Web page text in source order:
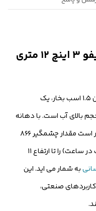
معرفی محصول کفکش تایفو ۳ اینچ ۱۲ متری
تایفو ۳ اینچ ۱۲ متری با توان ۱.۵ اسب بخار، یک
بالای آب است. با دهانه
ورودی و خروجی ۳ اینچی، این پمپ قادر است مقدار چشمگیر ۸۶۶
لیتر آب در دقیقه (معادل ۵۲ متر مکعب در ساعت) را تا ارتفاع ۱۱
به شمار می اید. این
کاربردهای صنعتی،